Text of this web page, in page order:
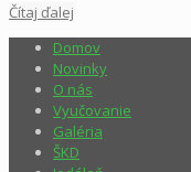
Čítaj ďalej
Domov
Novinky
O nás
Vyučovanie
Galéria
ŠKD